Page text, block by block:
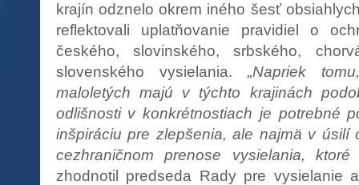
krajín odznelo okrem iného šesť
reflektovali uplatňovanie pravidiel o
českého, slovinského, srbského,
slovenského vysielania. „Napriek
maloletých majú v týchto krajinách
odlišnosti v konkrétnostiach je potrebné
inšpiráciu pre zlepšenia, ale najmä v úsilí
cezhraničnom prenose vysielania,
zhodnotil predseda Rady pre vysielanie